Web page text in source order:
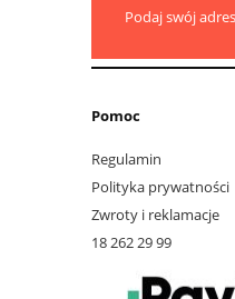
Podaj swój
Pomoc
Regulamin
Polityka prywatności
Zwroty i reklamacje
18 262 29 99